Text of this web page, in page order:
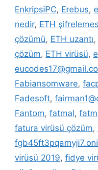
EnkripsiPC, Erebus,
nedir, ETH
çözümü, ETH uzantı,
çözüm, ETH virüsü,
Fabiansomware,
Fadesoft,
Fantom, fatmal,
fatura virüsü çözüm,
virüsü 2019, fidye